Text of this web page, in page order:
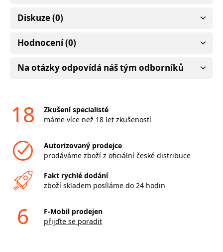
Diskuze (0)
Hodnocení (0)
Na otázky odpovídá náš tým odborníků
18
Zkušení specialisté
máme více než 18 let zkušeností
Autorizovaný prodejce
prodáváme zboží z oficiální české distribuce
Fakt rychlé dodání
zboží skladem posíláme do 24 hodin
6
F-Mobil prodejen
přijďte se poradit